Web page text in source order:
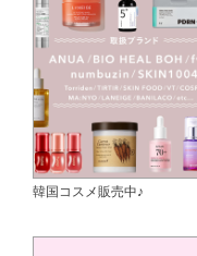
韓国コスメ販売中♪